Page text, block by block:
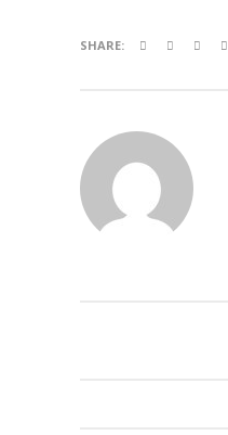
SHARE: